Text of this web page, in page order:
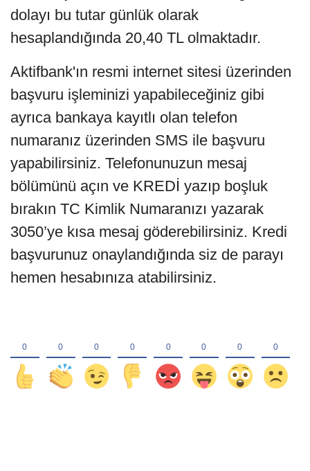
dolayı bu tutar günlük olarak
hesaplandığında 20,40 TL olmaktadır.
Aktifbank'ın resmi internet sitesi üzerinden
başvuru işleminizi yapabileceğiniz gibi
ayrıca bankaya kayıtlı olan telefon
numaranız üzerinden SMS ile başvuru
yapabilirsiniz. Telefonunuzun mesaj
bölümünü açın ve KREDİ yazıp boşluk
bırakın TC Kimlik Numaranızı yazarak
3050’ye kısa mesaj göderebilirsiniz. Kredi
başvurunuz onaylandığında siz de parayı
hemen hesabınıza atabilirsiniz.